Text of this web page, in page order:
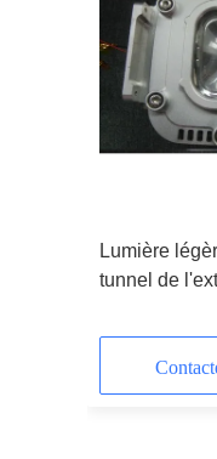
Lumière
tunnel de